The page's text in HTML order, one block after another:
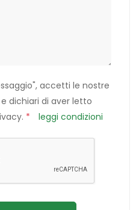
accetti le nostre
dichiari di aver letto
* leggi condizioni